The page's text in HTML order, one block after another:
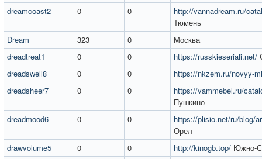
dreamcoast2
0 0
http://vannadream.ru/
Тюмень
Dream
323 0
Москва
dreadtreat1
0 0 https://russkieseriali.net/
dreadswell8
0 0
https://nkzem.ru/novyy-
dreadsheer7
0 0
https://vammebel.ru/
Пушкино
dreadmood6
0 0
https://plisio.net/ru/blog/
Орел
drawvolume5
0 0 http://kinogb.top/ Южно-